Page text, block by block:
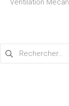
Ventilation
Rechercher :